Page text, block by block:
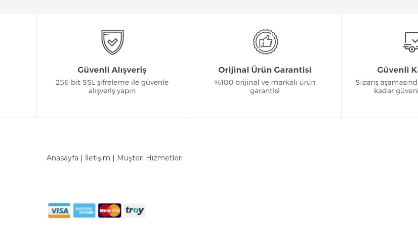
Anasayfa | İletişim | Müşteri Hizmetleri